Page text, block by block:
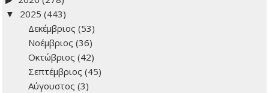
2025 (443)
Δεκέμβριος (53)
Νοέμβριος (36)
Οκτώβριος (42)
Σεπτέμβριος (45)
Αύγουστος (3)